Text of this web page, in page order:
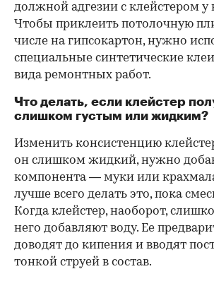
должной адгезии с клейстером у
Чтобы приклеить потолочную
числе на гипсокартон, нужно
специальные синтетические
вида ремонтных работ.
Что делать, если клейстер
слишком густым или жидким?
Изменить консистенцию
он слишком жидкий, нужно
компонента — муки или
лучше всего делать это, пока
Когда клейстер, наоборот,
него добавляют воду. Ее
доводят до кипения и вводят
тонкой струей в состав.